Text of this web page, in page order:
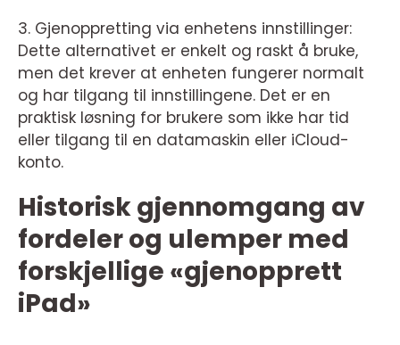
3. Gjenoppretting via enhetens innstillinger:
Dette alternativet er enkelt og raskt å bruke,
men det krever at enheten fungerer normalt
og har tilgang til innstillingene. Det er en
praktisk løsning for brukere som ikke har tid
eller tilgang til en datamaskin eller iCloud-
konto.
Historisk gjennomgang av
fordeler og ulemper med
forskjellige «gjenopprett
iPad»